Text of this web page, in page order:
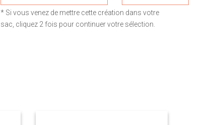
* Si vous venez de mettre cette création dans votre
sac, cliquez 2 fois pour continuer votre sélection.